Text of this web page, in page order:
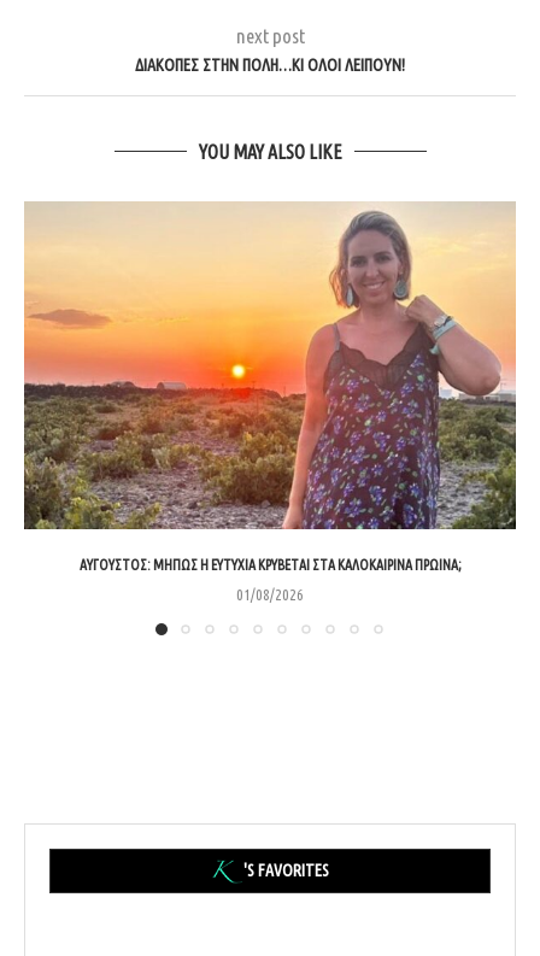
next post
ΔΙΑΚΟΠΕΣ ΣΤΗΝ ΠΟΛΗ…ΚΙ ΟΛΟΙ ΛΕΙΠΟΥΝ!
YOU MAY ALSO LIKE
ΑΎΓΟΥΣΤΟΣ: ΜΉΠΩΣ Η ΕΥΤΥΧΊΑ ΚΡΎΒΕΤΑΙ ΣΤΑ ΚΑΛΟΚΑΙΡΙΝΆ ΠΡΩΙΝΆ;
01/08/2026
'S FAVORITES